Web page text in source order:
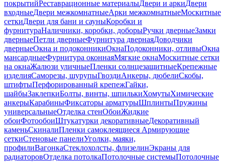
покрытийРеставрационные материалыДвери и аркиДвери
входныеДвери межкомнатныеАрки межкомнатныеМоскитные
сеткиДвери для бани и сауныКоробки и
фурнитураНаличники, коробки, доборыРучки дверныеЗамки
дверныеПетли дверныеФурнитура двернаяДоводчики
дверныеОкна и подоконникиОкнаПодоконники, отливыОкна
мансардныеФурнитура оконнаяМягкие окнаМоскитные сетки
на окнаЖалюзи уличныеПленки солнцезащитныеКрепежные
изделияСаморезы, шурупыГвоздиАнкеры, дюбелиСкобы,
штифтыПерфорированный крепежГайки,
шайбыЗаклепкиБолты, винты, шпилькиХомутыХимические
анкерыКарабиныФиксаторы арматурыШплинтыПружины
универсальныеОтделка стенОбоиЖидкие
обоиФотообоиШтукатурки декоративныеДекоративный
каменьСкиналиПленки самоклеящиеся Армирующие
сеткиСтеновые панелиУголки, маяки,
профилиВагонкаСтеклохолсты, флизелинЭкраны для
радиаторовОтделка потолкаПотолочные системыПотолочные